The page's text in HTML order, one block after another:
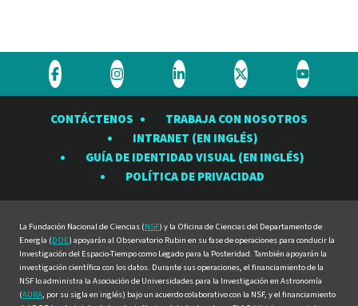
Visite
Observatorio
Visite
Observatorio
Rubin
en
Visite
Observatorio
Rubin
en
Visite
Observatorio
Rubin
en
Visite
Rubin
en
CONTÁCTENOS
TRABAJA CON NOSOTROS
INTRANET (EN INGLÉS)
GUÍA DE IDENTIDAD VISUAL (EN INGLÉS)
POLÍTICA DE PRIVACIDAD
La Fundación Nacional de Ciencias (NSF) y la Oficina de Ciencias del Departamento de
Energía (DOE) apoyarán al Observatorio Rubin en su fase de operaciones para conducir la
Investigación del Espacio-Tiempo como Legado para la Posteridad. También apoyarán la
investigación científica con los datos. Durante sus operaciones, el financiamiento de la
NSF lo administra la Asociación de Universidades para la Investigación en Astronomía
(AURA, por su sigla en inglés) bajo un acuerdo colaborativo con la NSF, y el financiamiento